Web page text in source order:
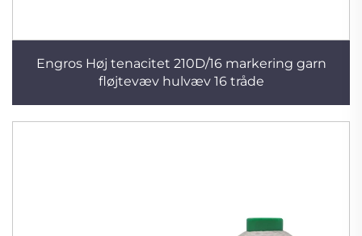
Engros Høj tenacitet 210D/16 markering garn
fløjtevæv hulvæv 16 tråde